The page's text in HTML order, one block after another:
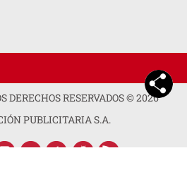
DERECHOS RESERVADOS ©2026
PUBLICITARIA S.A.